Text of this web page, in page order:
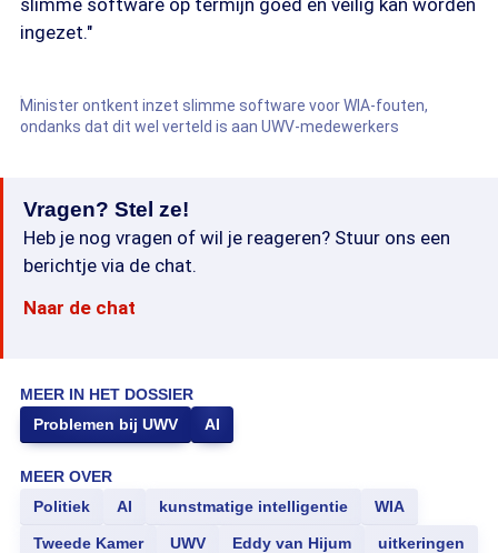
slimme software op termijn goed en veilig kan worden
ingezet."
Minister ontkent inzet slimme software voor WIA-fouten,
ondanks dat dit wel verteld is aan UWV-medewerkers
Vragen? Stel ze!
Heb je nog vragen of wil je reageren? Stuur ons een
berichtje via de chat.
Naar de chat
MEER IN HET DOSSIER
Problemen bij UWV
AI
MEER OVER
Politiek
AI kunstmatige intelligentie WIA
Tweede Kamer UWV Eddy van Hijum uitkeringen